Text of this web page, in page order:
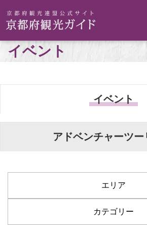
イベント
イベント
アドベンチャーツー
エリア
カテゴリー